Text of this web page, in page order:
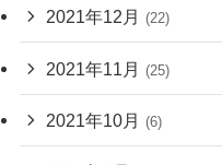
2021年12月 (22)
2021年11月 (25)
2021年10月 (6)